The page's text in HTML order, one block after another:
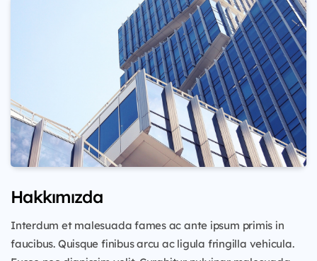
Hakkımızda
Interdum et malesuada fames ac ante ipsum primis in
faucibus. Quisque finibus arcu ac ligula fringilla vehicula.